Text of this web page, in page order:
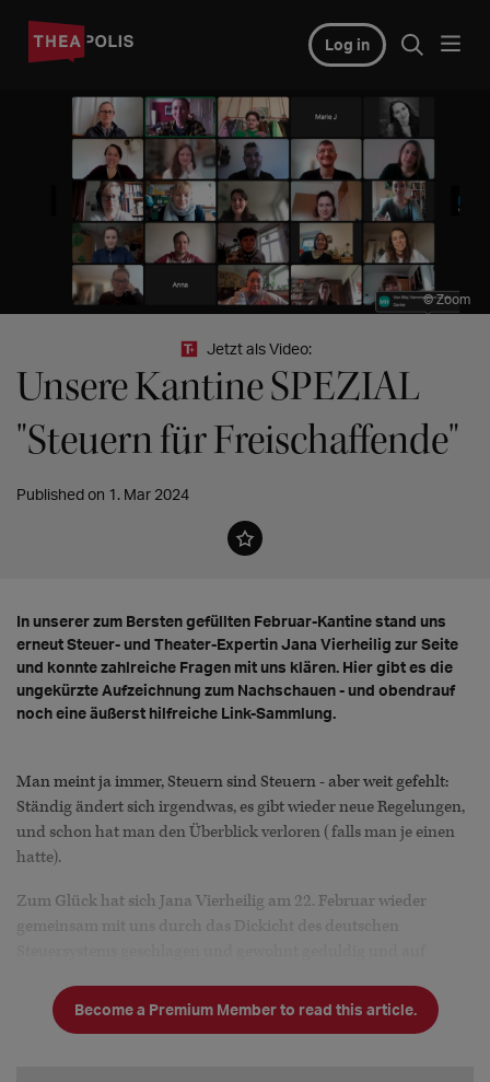
Log in
© Zoom
Jetzt als Video:
Unsere Kantine SPEZIAL
"Steuern für Freischaffende"
Published on 1. Mar 2024
In unserer zum Bersten gefüllten Februar-Kantine stand uns
erneut Steuer- und Theater-Expertin Jana Vierheilig zur Seite
und konnte zahlreiche Fragen mit uns klären. Hier gibt es die
ungekürzte Aufzeichnung zum Nachschauen - und obendrauf
noch eine äußerst hilfreiche Link-Sammlung.
Man meint ja immer, Steuern sind Steuern - aber weit gefehlt:
Ständig ändert sich irgendwas, es gibt wieder neue Regelungen,
und schon hat man den Überblick verloren (falls man je einen
hatte).
Zum Glück hat sich Jana Vierheilig am 22. Februar wieder
gemeinsam mit uns durch das Dickicht des deutschen
Welche Steuern sind relevant, was muss ich angeben und
Become a Premium Member to read this article.